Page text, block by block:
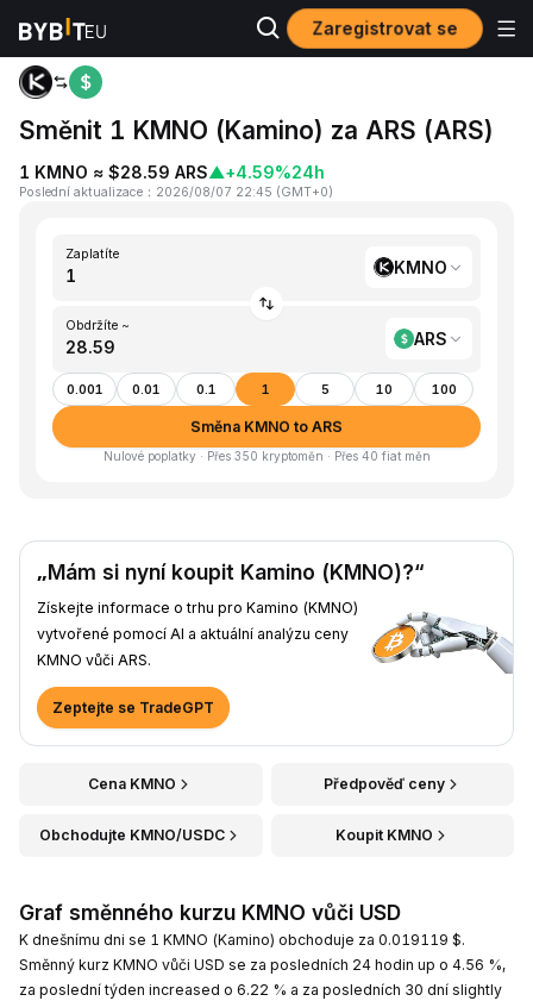
Zaregistrovat se
Domů KMNO to ARS
Směnit 1 KMNO (Kamino) za ARS (ARS)
1 KMNO ≈ $28.59 ARS▲+4.59%24h
Poslední aktualizace ： 2026/08/07 22:45 (GMT+0)
Zaplatíte
KMNO
Obdržíte ~
ARS
0.001 0.01 0.1 1 5 10 100
Směna KMNO to ARS
Nulové poplatky · Přes 350 kryptoměn · Přes 40 fiat měn
„Mám si nyní koupit Kamino (KMNO)?“
Získejte informace o trhu pro Kamino (KMNO)
vytvořené pomocí AI a aktuální analýzu ceny
KMNO vůči ARS.
Zeptejte se TradeGPT
Cena KMNO Předpověď ceny
Obchodujte KMNO/USDC Koupit KMNO
Graf směnného kurzu KMNO vůči USD
K dnešnímu dni se 1 KMNO (Kamino) obchoduje za 0.019119 $.
Směnný kurz KMNO vůči USD se za posledních 24 hodin up o 4.56 %,
za poslední týden increased o 6.22 % a za posledních 30 dní slightly